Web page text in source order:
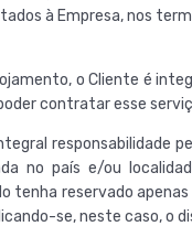
à Empresa, nos
o Cliente é
contratar esse
no país e/ou
reservado
se, neste caso, o